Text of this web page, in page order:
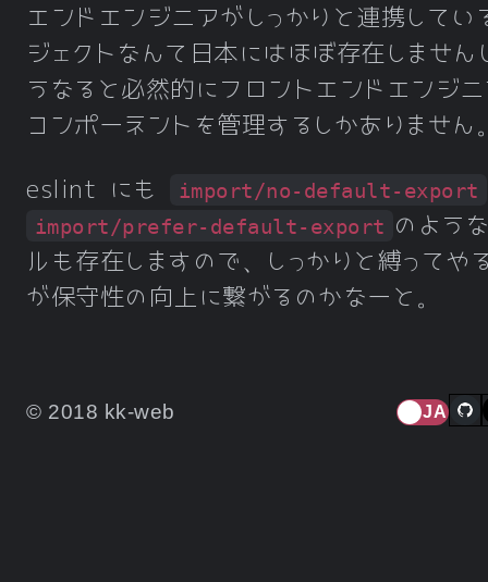
エンドエンジニアがしっかりと連携してい
ジェクトなんて日本にはほぼ存在しません
うなると必然的にフロントエンドエンジ
コンポーネントを管理するしかありません
eslint にも import/no-default-export
import/prefer-default-export のよう
ルも存在しますので、しっかりと縛ってや
が保守性の向上に繋がるのかなーと。
© 2018 kk-web JA